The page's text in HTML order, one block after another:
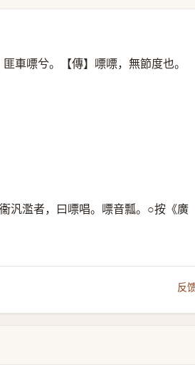
車嘌兮。【傳】嘌嘌，無節度也。
汎濫者，曰嘌唱。嘌音瓢。○按《廣
反